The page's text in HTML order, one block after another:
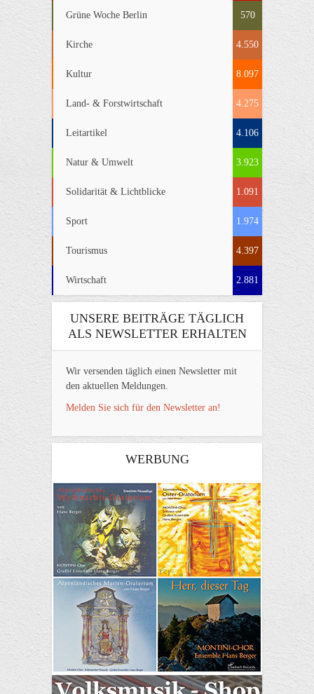
Grüne Woche Berlin 570
Kirche 4.550
Kultur 8.097
Land- & Forstwirtschaft 4.275
Leitartikel 4.106
Natur & Umwelt 3.923
Solidarität & Lichtblicke 1.091
Sport 1.974
Tourismus 4.397
Wirtschaft 2.881
UNSERE BEITRÄGE TÄGLICH
ALS NEWSLETTER ERHALTEN
Wir versenden täglich einen Newsletter mit
den aktuellen Meldungen.
Melden Sie sich für den Newsletter an!
WERBUNG